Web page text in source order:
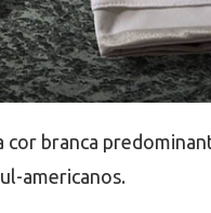
cor branca
americanos.